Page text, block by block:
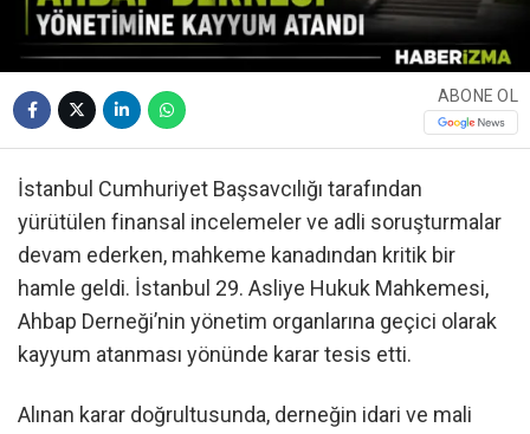
ABONE OL
İstanbul Cumhuriyet Başsavcılığı tarafından
yürütülen finansal incelemeler ve adli soruşturmalar
devam ederken, mahkeme kanadından kritik bir
hamle geldi. İstanbul 29. Asliye Hukuk Mahkemesi,
Ahbap Derneği’nin yönetim organlarına geçici olarak
kayyum atanması yönünde karar tesis etti.
Alınan karar doğrultusunda, derneğin idari ve mali